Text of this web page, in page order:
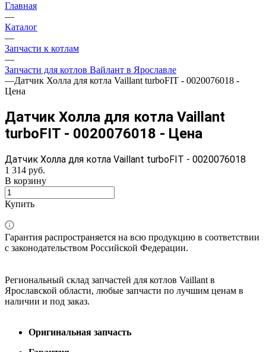
Главная
—
Каталог
—
Запчасти к котлам
—
Запчасти для котлов Вайлант в Ярославле
—Датчик Холла для котла Vaillant turboFIT - 0020076018 -
Цена
Датчик Холла для котла Vaillant
turboFIT - 0020076018 - Цена
Датчик Холла для котла Vaillant turboFIT - 0020076018
1 314 руб.
В корзину
Купить
Гарантия распространяется на всю продукцию в соответствии
с законодательством Российской Федерации.
Региональный склад запчастей для котлов Vaillant в
Ярославской области, любые запчасти по лучшим ценам в
наличии и под заказ.
Оригинальная запчасть